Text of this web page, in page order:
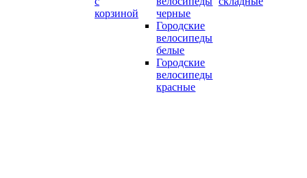
корзиной
черные
Городские
велосипеды
белые
Городские
велосипеды
красные